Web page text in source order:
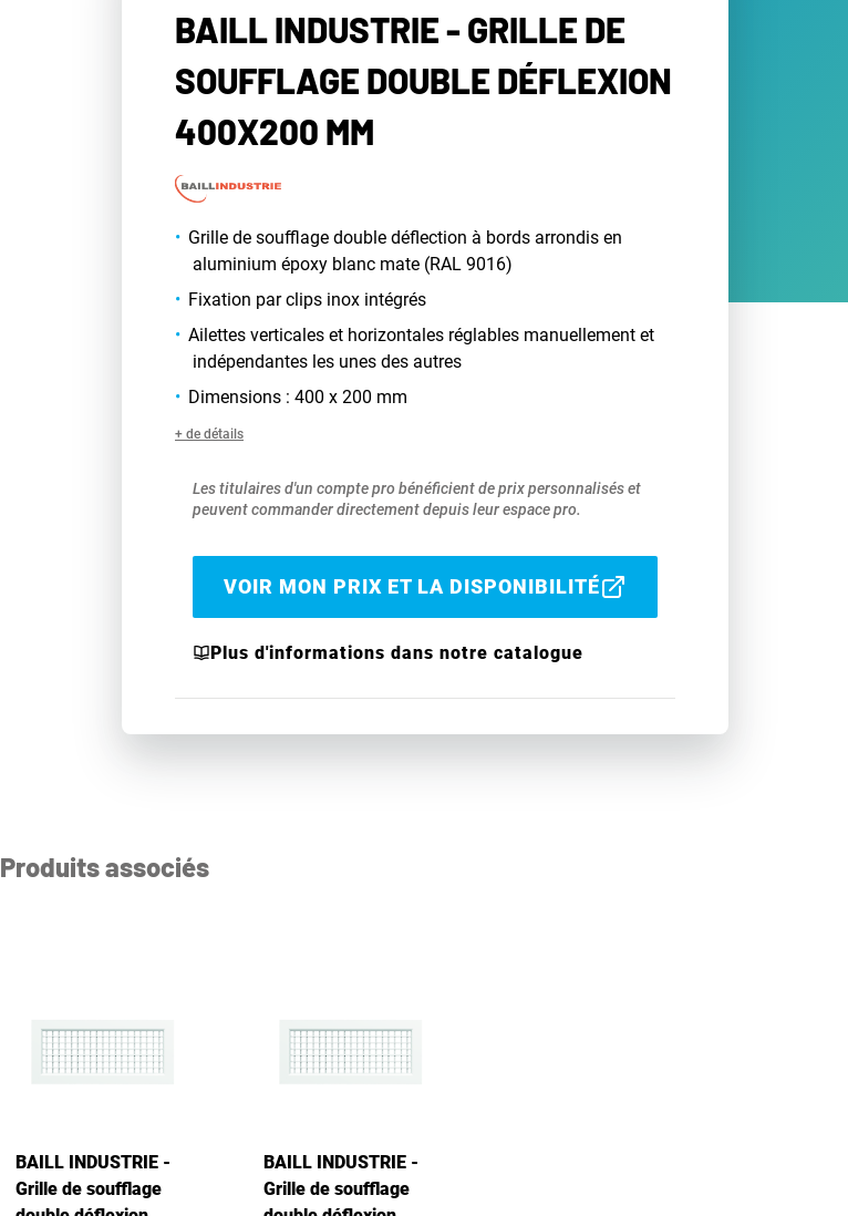
BAILL INDUSTRIE - GRILLE DE
SOUFFLAGE DOUBLE DÉFLEXION
400X200 MM
Grille de soufflage double déflection à bords arrondis en
aluminium époxy blanc mate (RAL 9016)
Fixation par clips inox intégrés
Ailettes verticales et horizontales réglables manuellement et
indépendantes les unes des autres
Dimensions : 400 x 200 mm
+ de détails
Les titulaires d'un compte pro bénéficient de prix personnalisés et
peuvent commander directement depuis leur espace pro.
VOIR MON PRIX ET LA DISPONIBILITÉ
Plus d'informations dans notre catalogue
Produits associés
BAILL INDUSTRIE -
Grille de soufflage
BAILL INDUSTRIE -
Grille de soufflage